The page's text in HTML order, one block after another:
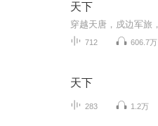
天下
712 606.7万
天下
283 1.2万